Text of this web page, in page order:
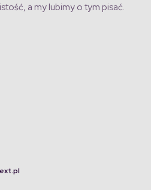
a my lubimy o tym pisać.